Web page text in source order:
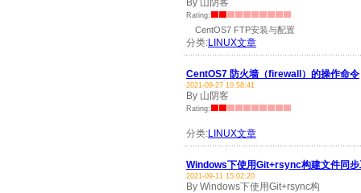
By 山阴客
Rating:
CentOS7 FTP安装与配置
分类:LINUX文章
CentOS7 防火墙（firewall）的操作命令
2021-09-27 10:58:41
By 山阴客
Rating:
分类:LINUX文章
Windows下使用Git+rsync构建文件同步
2021-09-11 15:02:20
By Windows下使用Git+rsync构